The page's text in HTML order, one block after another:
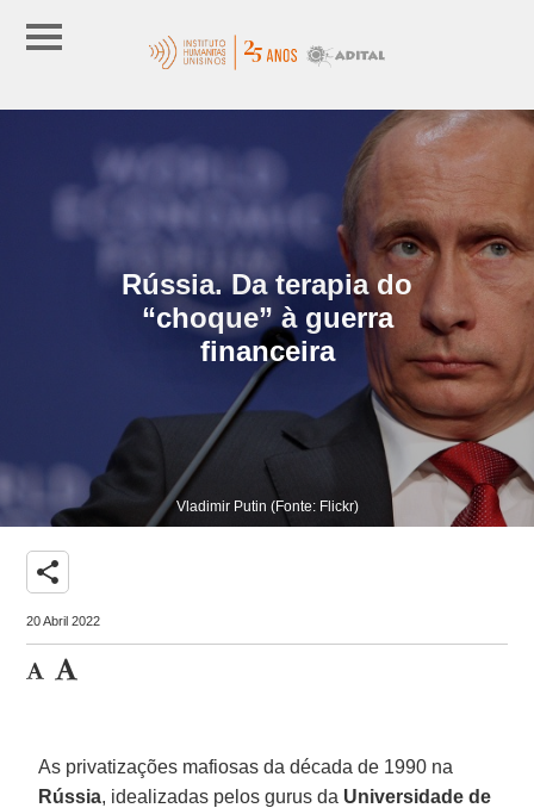
Rússia. Da terapia do
“choque” à guerra
financeira
Vladimir Putin (Fonte: Flickr)
share
20 Abril 2022
As privatizações mafiosas da década de 1990 na
Rússia, idealizadas pelos gurus da Universidade de